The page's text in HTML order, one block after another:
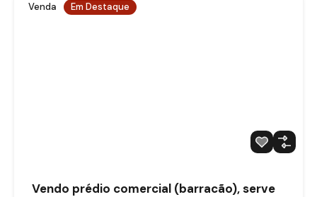
Venda Em Destaque
Vendo prédio comercial (barracão), serve